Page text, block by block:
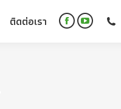
ติดต่อเรา
FacebookYouTube
ติดต่อเรา
FacebookYouTube